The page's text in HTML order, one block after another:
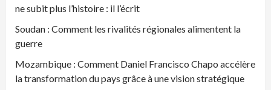
ne subit plus l’histoire : il l’écrit
Soudan : Comment les rivalités régionales alimentent la
guerre
Mozambique : Comment Daniel Francisco Chapo accélère
la transformation du pays grâce à une vision stratégique